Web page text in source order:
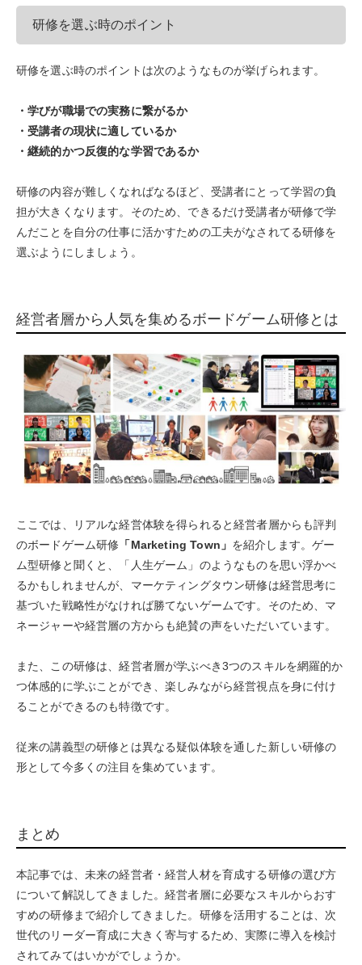
研修を選ぶ時のポイント
研修を選ぶ時のポイントは次のようなものが挙げられます。
・学びが職場での実務に繋がるか
・受講者の現状に適しているか
・継続的かつ反復的な学習であるか
研修の内容が難しくなればなるほど、受講者にとって学習の負
担が大きくなります。そのため、できるだけ受講者が研修で学
んだことを自分の仕事に活かすための工夫がなされてる研修を
選ぶようにしましょう。
経営者層から人気を集めるボードゲーム研修とは
ここでは、リアルな経営体験を得られると経営者層からも評判
のボードゲーム研修 「Marketing Town」 を紹介します。ゲー
ム型研修と聞くと、「人生ゲーム」のようなものを思い浮かべ
るかもしれませんが、マーケティングタウン研修は経営思考に
基づいた戦略性がなければ勝てないゲームです。そのため、マ
ネージャーや経営層の方からも絶賛の声をいただいています。
また、この研修は、経営者層が学ぶべき3つのスキルを網羅的か
つ体感的に学ぶことができ、楽しみながら経営視点を身に付け
ることができるのも特徴です。
従来の講義型の研修とは異なる疑似体験を通した新しい研修の
形として今多くの注目を集めています。
まとめ
本記事では、 未来の経営者・経営人材を育成する研修の選び方
について解説してきました。経営者層に必要なスキルからおす
すめの研修まで紹介してきました。研修を活用することは、次
世代のリーダー育成に大きく寄与するため、実際に導入を検討
されてみてはいかがでしょうか。